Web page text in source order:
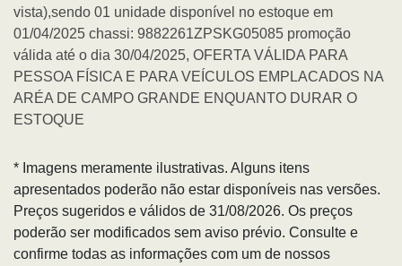
vista),sendo 01 unidade disponível no estoque em
01/04/2025 chassi: 9882261ZPSKG05085 promoção
válida até o dia 30/04/2025, OFERTA VÁLIDA PARA
PESSOA FÍSICA E PARA VEÍCULOS EMPLACADOS NA
ARÉA DE CAMPO GRANDE ENQUANTO DURAR O
ESTOQUE
* Imagens meramente ilustrativas. Alguns itens
apresentados poderão não estar disponíveis nas versões.
Preços sugeridos e válidos de 31/08/2026. Os preços
poderão ser modificados sem aviso prévio. Consulte e
confirme todas as informações com um de nossos